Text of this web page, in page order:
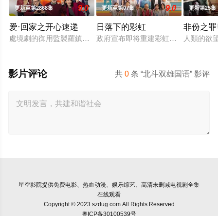
更新至第2868集 9.0
爱·回家之开心速递
處境劇的御用監製羅鎮岳已經準備開拍新一套處境劇，暫定叫
更新至第07集 9.0
日落下的彩虹
政府宣布即将重建彩虹邨──这条超
更新第25集
非份之
人類的欲
共0 条 “北斗双雄国语” 影评
影片评论
星空影院提供免费电影、热血动漫、娱乐综艺、高清未删减电视剧全集
在线观看
Copyright © 2023 szdug.com All Rights Reserved
粤ICP备30100539号